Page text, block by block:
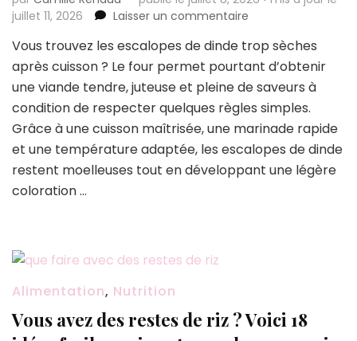
juillet 11, 2026
Laisser un commentaire
de
dinde
au
:
la
recette
ultra
30
Vous trouvez les escalopes de dinde trop sèches
après cuisson ? Le four permet pourtant d’obtenir
une viande tendre, juteuse et pleine de saveurs à
condition de respecter quelques règles simples.
Grâce à une cuisson maîtrisée, une marinade rapide
et une température adaptée, les escalopes de dinde
restent moelleuses tout en développant une légère
coloration …
Alimentation, Nutrition
Vous avez des restes de riz ? Voici 18